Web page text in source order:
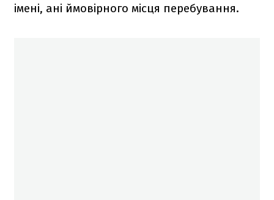
імені, ані ймовірного місця перебування.